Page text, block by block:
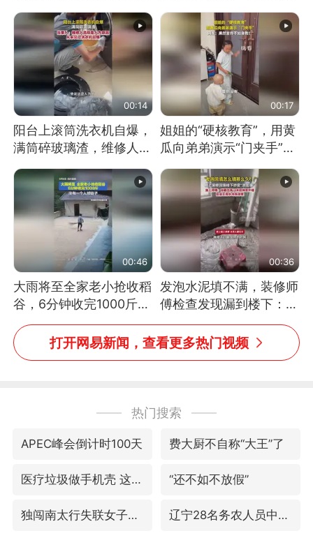
大桥这一幕，太震撼了！
没有
00:14
阳台上滚筒洗衣机自爆，
满筒碎玻璃渣，维修人员
称是人为原因，从未见过
洗衣机自爆
00:17
姐姐的“硬核教育”，用黄
瓜向弟弟演示“门夹手”，
网友：果然言传不如身
教！
00:46
大雨将至全家老小抢收稻
谷，6分钟收完1000斤，
没有一个人掉链子
00:36
发泡水泥填不满，装修师
傅检查发现漏到楼下：出
风口未延伸到外墙
打开网易新闻，查看更多热门视频
热门搜索
APEC峰会倒计时100天 费大厨不自称“大王”了
医疗垃圾做手机壳 这也是谋财害命 “还不如不放假”
独闯南太行失联女子遗体已找到 辽宁28名务农人员中暑死亡？官方辟谣